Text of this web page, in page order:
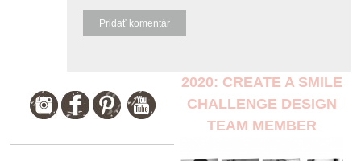
2020: CREATE A SMILE
CHALLENGE DESIGN
TEAM MEMBER